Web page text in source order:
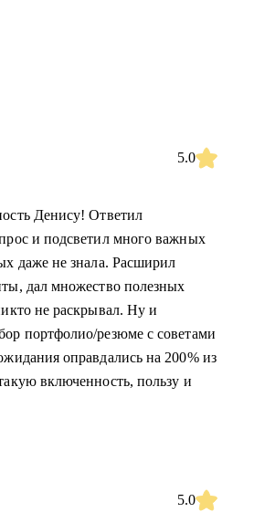
5.0
Денису! Ответил
и подсветил много важных
даже не знала. Расширил
дал множество полезных
не раскрывал. Ну и
портфолио/резюме с советами
оправдались на 200% из
включенность, пользу и
5.0